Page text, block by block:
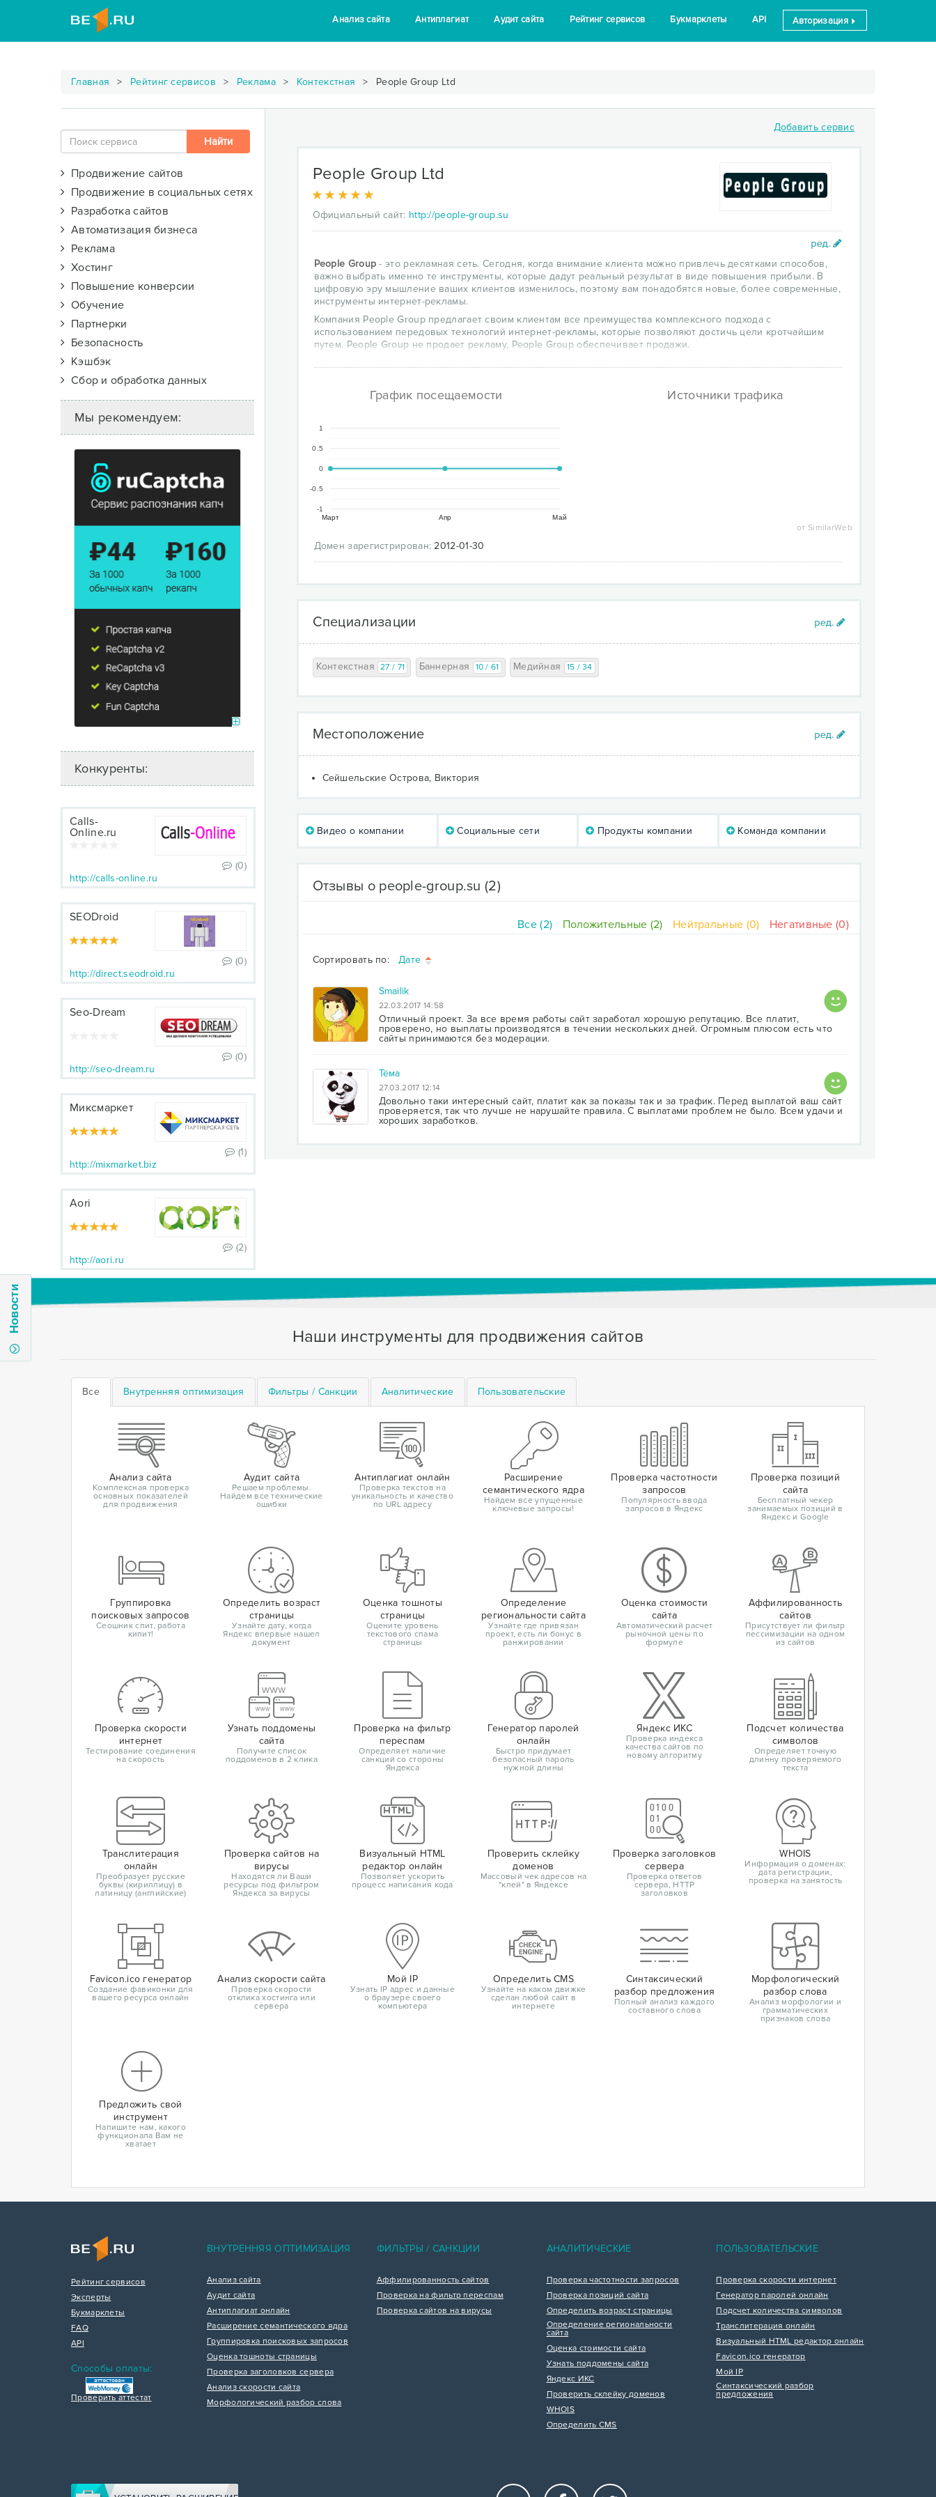
Анализ сайта Антиплагиат Аудит сайта Рейтинг сервисов Букмарклеты API Авторизация
Новости
Главная Рейтинг сервисов Реклама Контекстная People Group Ltd
Продвижение сайтов
Продвижение в социальных сетях
Разработка сайтов
Автоматизация бизнеса
Реклама
Хостинг
Повышение конверсии
Обучение
Партнерки
Безопасность
Кэшбэк
Сбор и обработка данных
Мы рекомендуем:
Конкуренты:
Calls-
Online.ru
(0)
http://calls-online.ru
SEODroid
(0)
http://direct.seodroid.ru
Seo-Dream
(0)
http://seo-dream.ru
Миксмаркет
(1)
http://mixmarket.biz
Aori
(2)
http://aori.ru
Добавить сервис
People Group Ltd
Официальный сайт: http://people-group.su
People Group- это рекламная сеть. Сегодня, когда внимание клиента можно привлечь десятками способов,
важно выбрать именно те инструменты, которые дадут реальный результат в виде повышения прибыли. В
цифровую эру мышление ваших клиентов изменилось, поэтому вам понадобятся новые, более современные,
инструменты интернет-рекламы.
Компания People Group предлагает своим клиентам все преимущества комплексного подхода с
использованием передовых технологий интернет-рекламы, которые позволяют достичь цели кротчайшим
путем. People Group не продает рекламу, People Group обеспечивает продажи.
График посещаемости
Март Апр Май
-1
-0.5
0
0.5
1
Источники трафика
от SimilarWeb
Домен зарегистрирован: 2012-01-30
Специализации
Контекстная 27 / 71 Баннерная 10 / 61 Медийная 15 / 34
Местоположение
Сейшельские Острова, Виктория
Видео о компании Социальные сети Продукты компании Команда компании
Отзывы о people-group.su (2)
Все (2) Положительные (2) Нейтральные (0) Негативные (0)
Сортировать по: Дате
Smailik
22.03.2017 14:58
Отличный проект. За все время работы сайт заработал хорошую репутацию. Все платит,
проверено, но выплаты производятся в течении нескольких дней. Огромным плюсом есть что
сайты принимаются без модерации.
Тёма
27.03.2017 12:14
Довольно таки интересный сайт, платит как за показы так и за трафик. Перед выплатой ваш сайт
проверяется, так что лучше не нарушайте правила. С выплатами проблем не было. Всем удачи и
хороших заработков.
Наши инструменты для продвижения сайтов
Все Внутренняя оптимизация Фильтры / Санкции Аналитические Пользовательские
Анализ сайта
Комплексная проверка
основных показателей
для продвижения
Аудит сайта
Решаем проблемы.
Найдем все технические
ошибки
Антиплагиат онлайн
Проверка текстов на
уникальность и качество
по URL адресу
Расширение
семантического ядра
Найдем все упущенные
ключевые запросы!
Проверка частотности
запросов
Популярность ввода
запросов в Яндекс
Проверка позиций
сайта
Бесплатный чекер
занимаемых позиций в
Яндекс и Google
Группировка
поисковых запросов
Сеошник спит, работа
кипит!
Определить возраст
страницы
Узнайте дату, когда
Яндекс впервые нашел
документ
Оценка тошноты
страницы
Оцените уровень
текстового спама
страницы
Определение
региональности сайта
Узнайте где привязан
проект, есть ли бонус в
ранжировании
Оценка стоимости
сайта
Автоматический расчет
рыночной цены по
формуле
Аффилированность
сайтов
Присутствует ли фильтр
пессимизации на одном
из сайтов
Проверка скорости
интернет
Тестирование соединения
на скорость
Узнать поддомены
сайта
Получите список
поддоменов в 2 клика
Проверка на фильтр
переспам
Определяет наличие
санкций со стороны
Яндекса
Генератор паролей
онлайн
Быстро придумает
безопасный пароль
нужной длины
Яндекс ИКС
Проверка индекса
качества сайтов по
новому алгоритму
Подсчет количества
символов
Определяет точную
длинну проверяемого
текста
Транслитерация
онлайн
Преобразует русские
буквы (кириллицу) в
латиницу (английские)
Проверка сайтов на
вирусы
Находятся ли Ваши
ресурсы под фильтром
Яндекса за вирусы
Визуальный HTML
редактор онлайн
Позволяет ускорить
процесс написания кода
Проверить склейку
доменов
Массовый чек адресов на
"клей" в Яндексе
Проверка заголовков
сервера
Проверка ответов
сервера, HTTP
заголовков
WHOIS
Информация о доменах:
дата регистрации,
проверка на занятость
Favicon.ico генератор
Создание фавиконки для
вашего ресурса онлайн
Анализ скорости сайта
Проверка скорости
отклика хостинга или
сервера
Мой IP
Узнать IP адрес и данные
о браузере своего
компьютера
Определить CMS
Узнайте на каком движке
сделан любой сайт в
интернете
Синтаксический
разбор предложения
Полный анализ каждого
составного слова
Морфологический
разбор слова
Анализ морфологии и
грамматических
признаков слова
Предложить свой
инструмент
Напишите нам, какого
функционала Вам не
хватает
Рейтинг сервисов
Эксперты
Букмарклеты
FAQ
API
Способы оплаты:
Проверить аттестат
ВНУТРЕННЯЯ ОПТИМИЗАЦИЯ
Анализ сайта
Аудит сайта
Антиплагиат онлайн
Расширение семантического ядра
Группировка поисковых запросов
Оценка тошноты страницы
Проверка заголовков сервера
Анализ скорости сайта
Морфологический разбор слова
ФИЛЬТРЫ / САНКЦИИ
Аффилированность сайтов
Проверка на фильтр переспам
Проверка сайтов на вирусы
АНАЛИТИЧЕСКИЕ
Проверка частотности запросов
Проверка позиций сайта
Определить возраст страницы
Определение региональности
сайта
Оценка стоимости сайта
Узнать поддомены сайта
Яндекс ИКС
Проверить склейку доменов
WHOIS
Определить CMS
ПОЛЬЗОВАТЕЛЬСКИЕ
Проверка скорости интернет
Генератор паролей онлайн
Подсчет количества символов
Транслитерация онлайн
Визуальный HTML редактор онлайн
Favicon.ico генератор
Мой IP
Синтаксический разбор
предложения